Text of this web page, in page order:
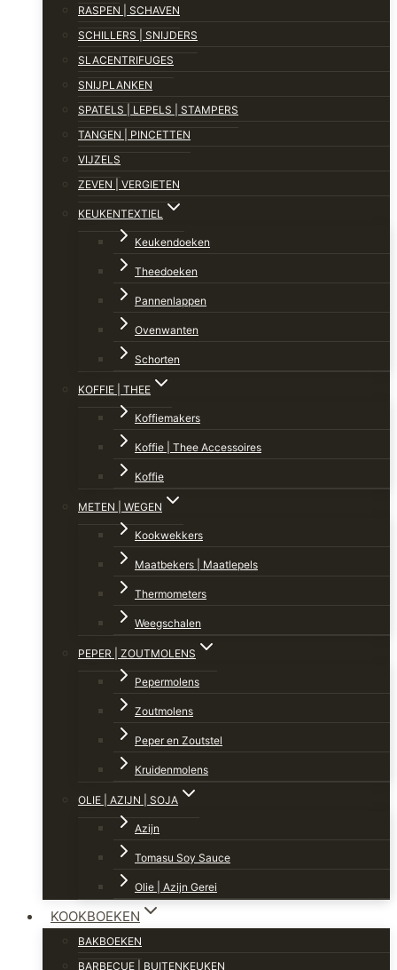
RASPEN | SCHAVEN
SCHILLERS | SNIJDERS
SLACENTRIFUGES
SNIJPLANKEN
SPATELS | LEPELS | STAMPERS
TANGEN | PINCETTEN
VIJZELS
ZEVEN | VERGIETEN
KEUKENTEXTIEL
Keukendoeken
Theedoeken
Pannenlappen
Ovenwanten
Schorten
KOFFIE | THEE
Koffiemakers
Koffie | Thee Accessoires
Koffie
METEN | WEGEN
Kookwekkers
Maatbekers | Maatlepels
Thermometers
Weegschalen
PEPER | ZOUTMOLENS
Pepermolens
Zoutmolens
Peper en Zoutstel
Kruidenmolens
OLIE | AZIJN | SOJA
Azijn
Tomasu Soy Sauce
Olie | Azijn Gerei
KOOKBOEKEN
BAKBOEKEN
BARBECUE | BUITENKEUKEN